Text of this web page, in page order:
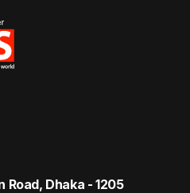
Road, Dhaka - 1205